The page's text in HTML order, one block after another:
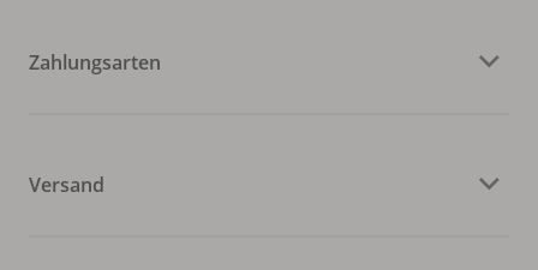
Zahlungsarten
Versand